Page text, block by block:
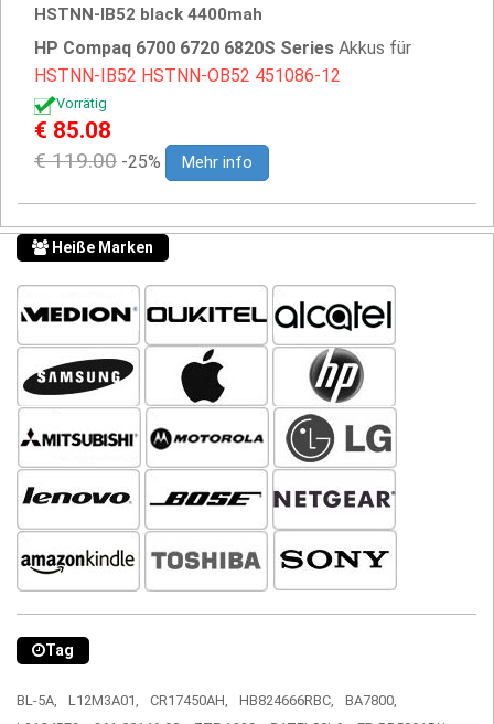
HSTNN-IB52 black 4400mah
HP Compaq 6700 6720 6820S Series Akkus für
HSTNN-IB52 HSTNN-OB52 451086-12
Vorrätig
€ 85.08
€ 119.00 -25% Mehr info
Heiße Marken
Tag
BL-5A, L12M3A01, CR17450AH, HB824666RBC,
BA7800,